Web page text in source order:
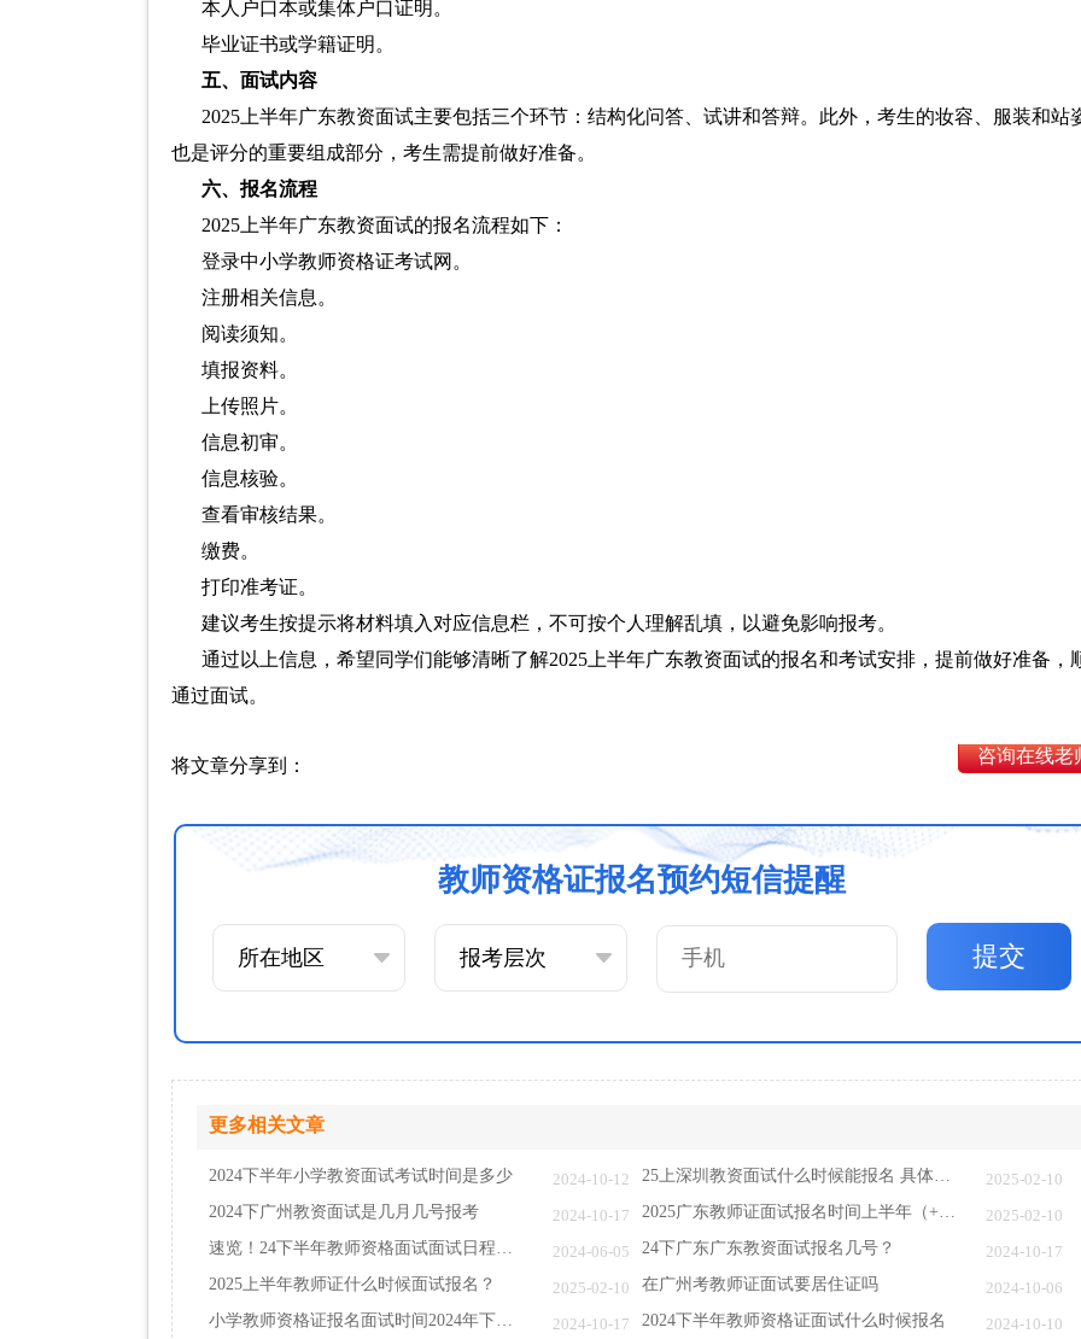
本人户口本或集体户口证明。
毕业证书或学籍证明。
五、面试内容
2025上半年广东教资面试主要包括三个环节：结构化问答、试讲和答辩。此外，考生的妆容、服装和站
也是评分的重要组成部分，考生需提前做好准备。
六、报名流程
2025上半年广东教资面试的报名流程如下：
登录中小学教师资格证考试网。
注册相关信息。
阅读须知。
填报资料。
上传照片。
信息初审。
信息核验。
查看审核结果。
缴费。
打印准考证。
建议考生按提示将材料填入对应信息栏，不可按个人理解乱填，以避免影响报考。
通过以上信息，希望同学们能够清晰了解2025上半年广东教资面试的报名和考试安排，提前做好准备，
通过面试。
将文章分享到： 咨询在线老
教师资格证报名预约短信提醒
提交
更多相关文章
2024下半年小学教资面试考试时间是多少 2024-10-12
2025-02-10
2024下广州教资面试是几月几号报考
2024-10-17
2025-02-10
2024-06-05 24下广东广东教资面试报名几号？
2024-10-17
2025上半年教师证什么时候面试报名？
2025-02-10 在广州考教师证面试要居住证吗
2024-10-06
2024-10-17 2024下半年教师资格证面试什么时候报名 2024-10-10